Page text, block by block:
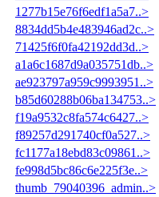
1277b15e76f6edf1a5a7..>
8834dd5b4e483946ad2c..>
71425f6f0fa42192dd3d..>
a1a6c1687d9a035751db..>
ae923797a959c9993951..>
b85d60288b06ba134753..>
f19a9532c8fa574c6427..>
f89257d291740cf0a527..>
fc1177a18ebd83c09861..>
fe998d5bc86c6e225f3e..>
thumb_79040396_admin..>